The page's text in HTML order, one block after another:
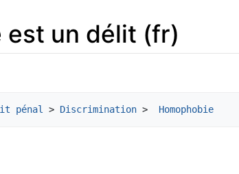
est un délit (fr)
pénal > Discrimination > Homophobie